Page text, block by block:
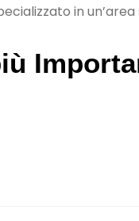
in